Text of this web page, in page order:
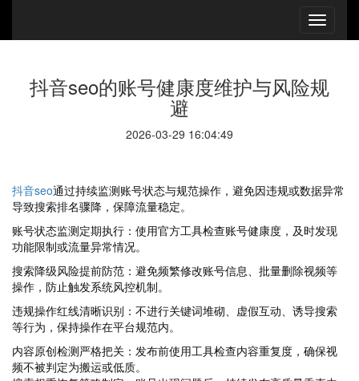
抖音seo的账号健康度维护与风险规
避
2026-03-29 16:04:49
抖音seo通过持续监测账号状态与规范操作，避免因违规或数据异常
导致搜索排名骤降，保障流量稳定。
账号状态监测定期执行：使用官方工具检查账号健康度，及时发现
功能限制或流量异常情况。
搜索降级风险提前防范：避免频繁修改账号信息、批量删除视频等
操作，防止触发系统风控机制。
违规操作红线清晰识别：不进行关键词堆砌、虚假互动、诱导搜索
等行为，保持操作在平台规范内。
内容原创检测严格把关：发布前使用工具检查内容重复度，确保视
频不被判定为搬运或低质。